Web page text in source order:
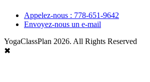
Appelez-nous : 778-651-9642
Envoyez-nous un e-mail
YogaClassPlan 2026. All Rights Reserved
✖